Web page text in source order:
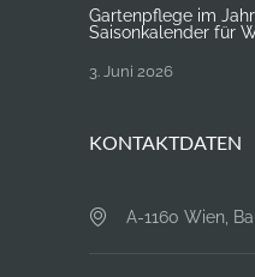
Gartenpflege im
Saisonkalender für
3. Juni 2026
KONTAKTDATEN
A-1160 Wien,